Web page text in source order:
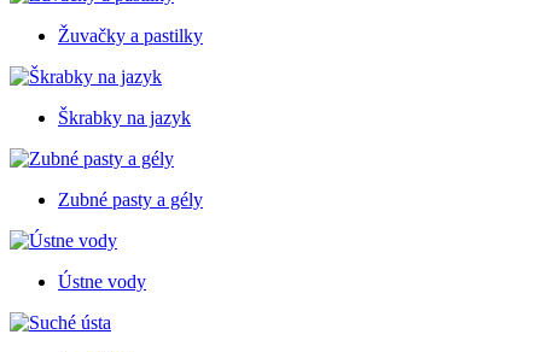
Žuvačky a pastilky
Škrabky na jazyk
Zubné pasty a gély
Ústne vody